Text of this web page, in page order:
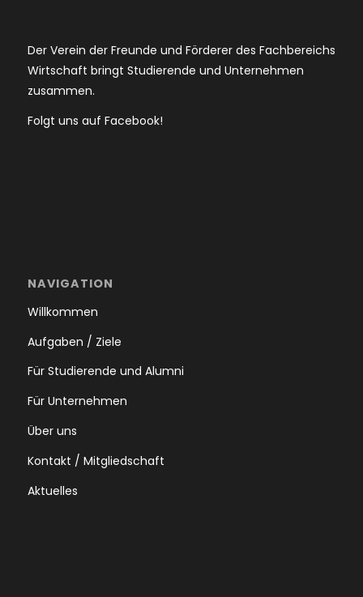
Der Verein der Freunde und Förderer des Fachbereichs
Wirtschaft bringt Studierende und Unternehmen
zusammen.
Folgt uns auf Facebook!
NAVIGATION
Willkommen
Aufgaben / Ziele
Für Studierende und Alumni
Für Unternehmen
Über uns
Kontakt / Mitgliedschaft
Aktuelles